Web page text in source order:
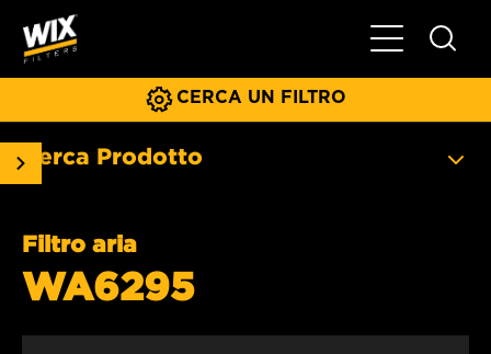
Menu
CERCA UN FILTRO
Cerca Prodotto
Filtro aria
WA6295